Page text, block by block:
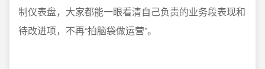
制仪表盘，大家都能一眼看清自己负责的业务段表现和
待改进项，不再“拍脑袋做运营”。